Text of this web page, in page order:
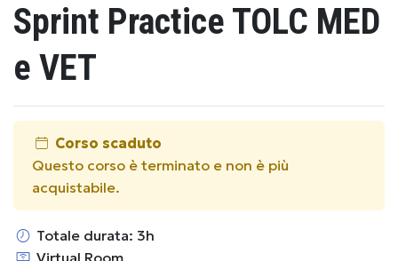
Sprint Practice TOLC MED
e VET
Corso scaduto
Questo corso è terminato e non è più
acquistabile.
Totale durata: 3h
Virtual Room